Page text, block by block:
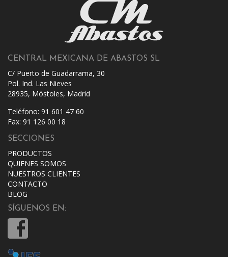
CENTRAL MEXICANA DE ABASTOS SL
C/ Puerto de Guadarrama, 30
Pol. Ind. Las Nieves
28935, Móstoles, Madrid
Teléfono: 91 601 47 60
Fax: 91 126 00 18
SECCIONES
PRODUCTOS
QUIENES SOMOS
NUESTROS CLIENTES
CONTACTO
BLOG
SÍGUENOS EN: